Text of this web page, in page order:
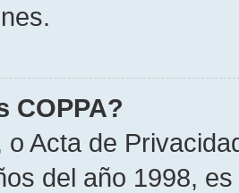
COPPA?
o Acta de
del año 1998,